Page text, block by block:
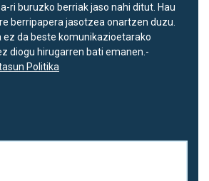
ri buruzko berriak jaso nahi ditut. Hau
berripapera jasotzea onartzen duzu.
ez da beste komunikazioetarako
diogu hirugarren bati emanen.-
Politika